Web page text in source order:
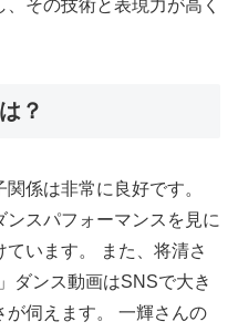
その技術と表現力が高く
？
係は非常に良好です。
スパフォーマンスを見に
います。 また、将清さ
ダンス動画はSNSで大き
が伺えます。 一輝さんの